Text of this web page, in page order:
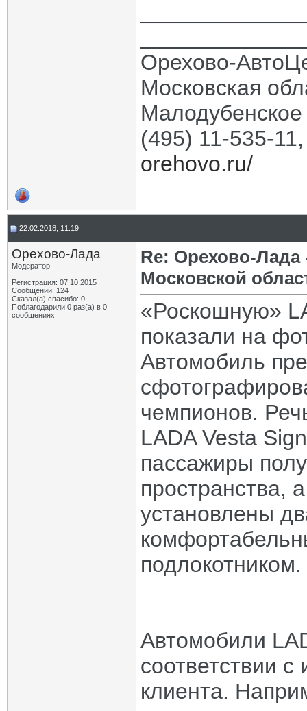
Орехово-
Московская
(495) 11-535-
orehovo.ru/
22.02.2018, 11:19
Орехово-Лада
Модератор
Регистрация: 07.10.2015
Сообщений: 124
Сказал(а) спасибо: 0
Поблагодарили 0 раз(а) в 0
сообщениях
Re: Орехово-
Московской
«Роскошную»
показали на
Автомобиль
чемпионов.
LADA Vesta
пассажиры
пространства,
установлены
подлокотником.
Автомобили
соответствии
клиента.